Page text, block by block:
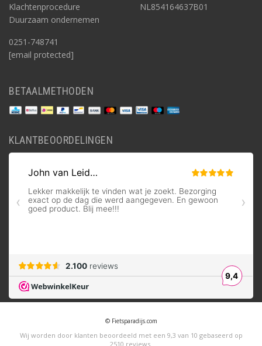
Klachtenprocedure
Duurzaam ondernemen
0251-748741
[email protected]
NL854164637B01
BETAALMETHODEN
KLANTBEOORDELINGEN
© Fietsparadijs.com
Wij worden door klanten beoordeeld met een 9,3 van 10 gebaseerd op
2510 reviews